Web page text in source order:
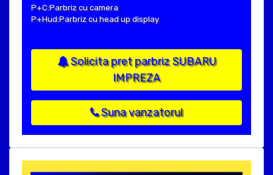
P+C:Parbriz cu camera
P+Hud:Parbriz cu head up display
Solicita pret parbriz SUBARU
IMPREZA
Suna vanzatorul